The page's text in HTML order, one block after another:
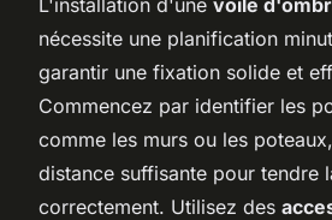
nécessite une planification
garantir une fixation solide et
Commencez par identifier les
comme les murs ou les
distance suffisante pour tendre
correctement. Utilisez des